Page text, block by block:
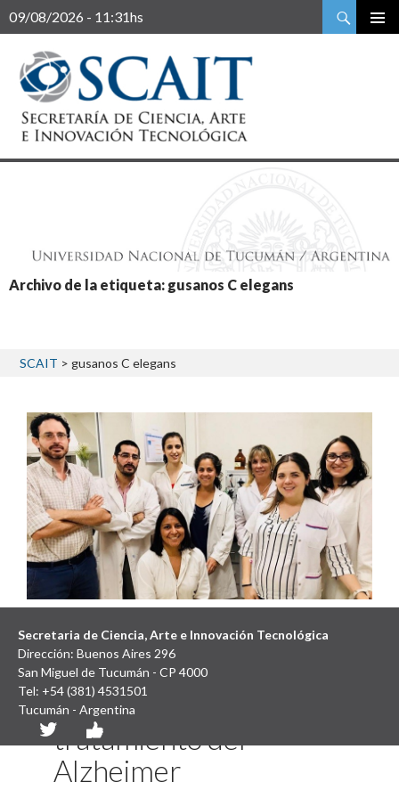
09/08/2026 - 11:31hs
Buscar
Archivo de la etiqueta: gusanos C elegans
SCAIT > gusanos C elegans
Investigan un
antibiótico que podría
ayudar en el
tratamiento del
Alzheimer
Secretaria de Ciencia, Arte e Innovación Tecnológica
Dirección: Buenos Aires 296
San Miguel de Tucumán - CP 4000
Tel: +54 (381) 4531501
Tucumán - Argentina